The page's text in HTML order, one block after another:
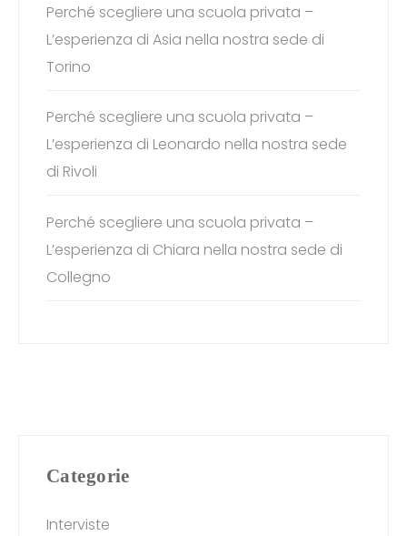
Perché scegliere una scuola privata –
L’esperienza di Asia nella nostra sede di
Torino
Perché scegliere una scuola privata –
L’esperienza di Leonardo nella nostra sede
di Rivoli
Perché scegliere una scuola privata –
L’esperienza di Chiara nella nostra sede di
Collegno
Categorie
Interviste